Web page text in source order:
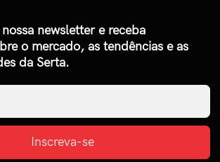
newsletter e receba
o mercado, as tendências e as
da Serta.
Inscreva-se